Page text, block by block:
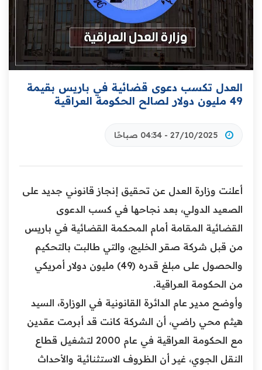
العدل تكسب دعوى قضائية في باريس بقيمة
49 مليون دولار لصالح الحكومة العراقية
27/10/2025 - 04:34 صباحًا
أعلنت وزارة العدل عن تحقيق إنجاز قانوني جديد على
الصعيد الدولي، بعد نجاحها في كسب الدعوى
القضائية المقامة أمام المحكمة القضائية في باريس
من قبل شركة صقر الخليج، والتي طالبت بالتحكيم
والحصول على مبلغ قدره (49) مليون دولار أمريكي
من الحكومة العراقية.
وأوضح مدير عام الدائرة القانونية في الوزارة، السيد
هيثم محي راضي، أن الشركة كانت قد أبرمت عقدين
مع الحكومة العراقية في عام 2000 لتشغيل قطاع
النقل الجوي، غير أن الظروف الاستثنائية والأحداث